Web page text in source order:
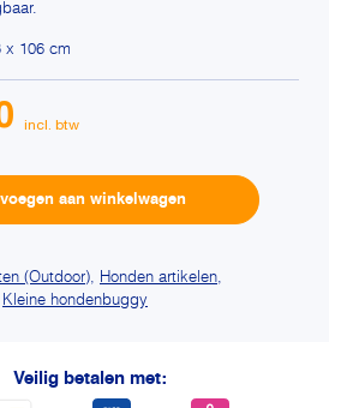
x 106 cm
aan winkelwagen
(Outdoor), Honden artikelen,
Kleine hondenbuggy
Veilig betalen met: